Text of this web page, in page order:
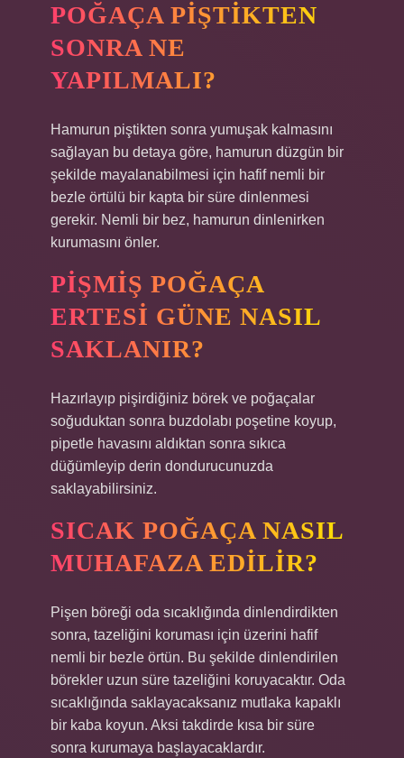
POĞAÇA PIŞTIKTEN
SONRA NE
YAPILMALI?
Hamurun piştikten sonra yumuşak kalmasını
sağlayan bu detaya göre, hamurun düzgün bir
şekilde mayalanabilmesi için hafif nemli bir
bezle örtülü bir kapta bir süre dinlenmesi
gerekir. Nemli bir bez, hamurun dinlenirken
kurumasını önler.
PIŞMIŞ POĞAÇA
ERTESI GÜNE NASIL
SAKLANIR?
Hazırlayıp pişirdiğiniz börek ve poğaçalar
soğuduktan sonra buzdolabı poşetine koyup,
pipetle havasını aldıktan sonra sıkıca
düğümleyip derin dondurucunuzda
saklayabilirsiniz.
SICAK POĞAÇA NASIL
MUHAFAZA EDILIR?
Pişen böreği oda sıcaklığında dinlendirdikten
sonra, tazeliğini koruması için üzerini hafif
nemli bir bezle örtün. Bu şekilde dinlendirilen
börekler uzun süre tazeliğini koruyacaktır. Oda
sıcaklığında saklayacaksanız mutlaka kapaklı
bir kaba koyun. Aksi takdirde kısa bir süre
sonra kurumaya başlayacaklardır.